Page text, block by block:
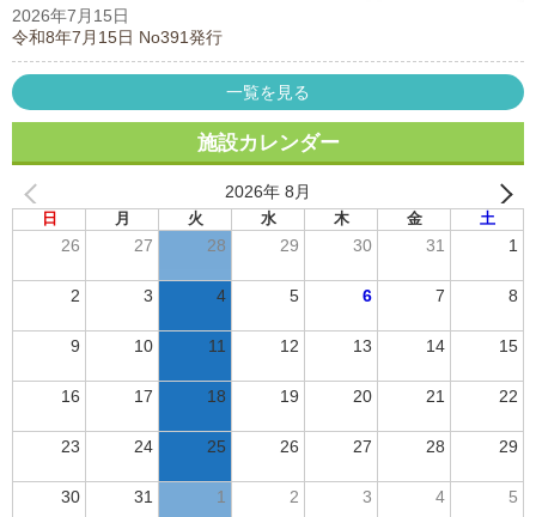
2026年7月15日
令和8年7月15日 No391発行
一覧を見る
施設カレンダー
2026年 8月
日 月 火 水 木 金 土
26 27 28 29 30 31 1
2 3 4 5 6 7 8
9 10 11 12 13 14 15
16 17 18 19 20 21 22
23 24 25 26 27 28 29
30 31 1 2 3 4 5